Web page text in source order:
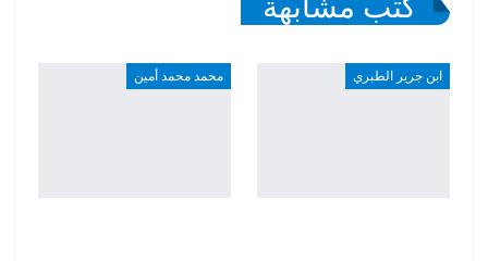
كتب مشابهة
ابن جرير الطبري محمد محمد أمين